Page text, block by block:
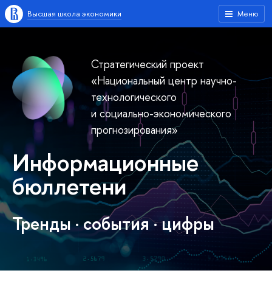
Меню
Высшая школа экономики
Стратегический проект
«Национальный центр научно-
технологического
и социально-экономического
прогнозирования»
Информационные
бюллетени
Тренды · cобытия · цифры